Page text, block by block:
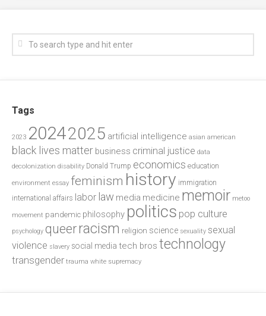
Tags
2023 20242025 artificial intelligence asian american
black lives matter business criminal justice data
decolonization disability Donald Trump economics education
environment essay feminism history immigration
international affairs labor law media medicine memoir metoo
movement pandemic philosophy politics pop culture
psychology queerracism religion science sexuality sexual
violence slavery social media tech bros technology
transgender trauma white supremacy